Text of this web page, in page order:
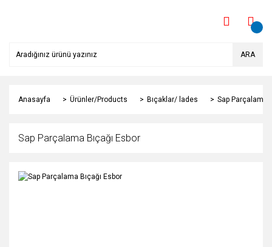
ARA
Anasayfa Ürünler/Products Bıçaklar/ lades Sap Parçalama
Sap Parçalama Bıçağı Esbor